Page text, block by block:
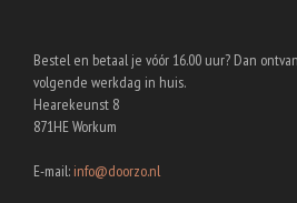
Bestel en betaal je vóór 16.00 uur? Dan
volgende werkdag in huis.
Hearekeunst 8
871HE Workum
E-mail: info@doorzo.nl